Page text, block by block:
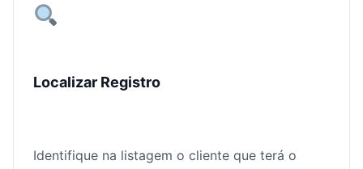
Localizar Registro
Identifique na listagem o cliente que terá o